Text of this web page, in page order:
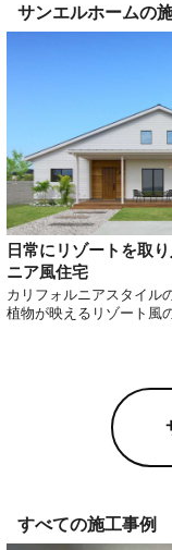
サンエルホームの
日常にリゾートを取
ニア風住宅
カリフォルニアスタイル
植物が映えるリゾート風
束します。 日々の生活
息吹を感じさせる住まい
すべての施工事例